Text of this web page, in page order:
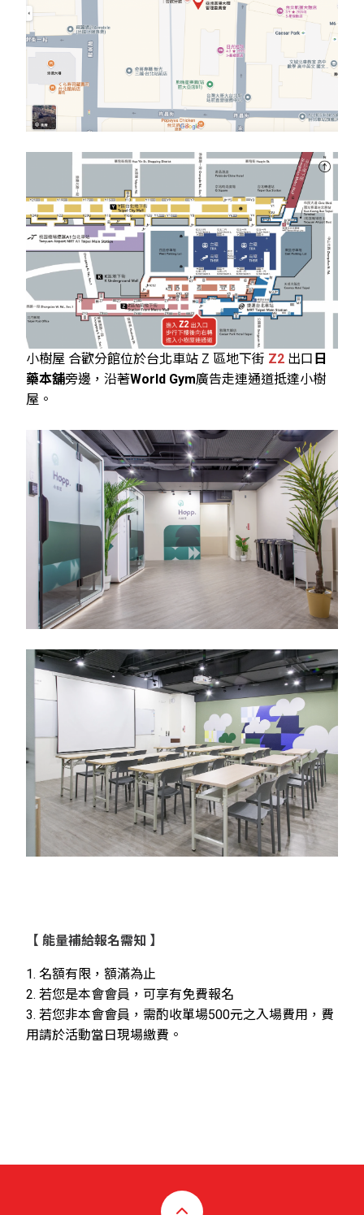
小樹屋 合歡分館位於台北車站 Z 區地下街 Z2 出口 日
藥本舖旁邊，沿著World Gym廣告走連通道抵達小樹
屋。
【 能量補給報名需知 】
1. 名額有限，額滿為止
2. 若您是本會會員，可享有免費報名
3. 若您非本會會員，需酌收單場500元之入場費用，費
用請於活動當日現場繳費。